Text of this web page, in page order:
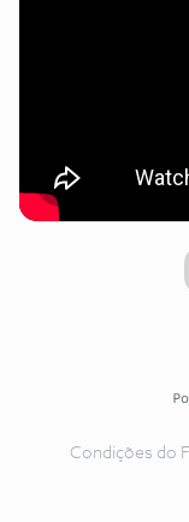
Condições do